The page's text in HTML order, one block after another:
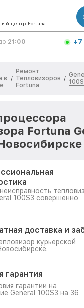
центр Fortuna
21:00
в /
Ремонт
Тепловизоров
Fortuna
/
Fortuna
100S3 совершенно
доставка и
курьерской
гарантия
гарантии на
General 100S3 на 36